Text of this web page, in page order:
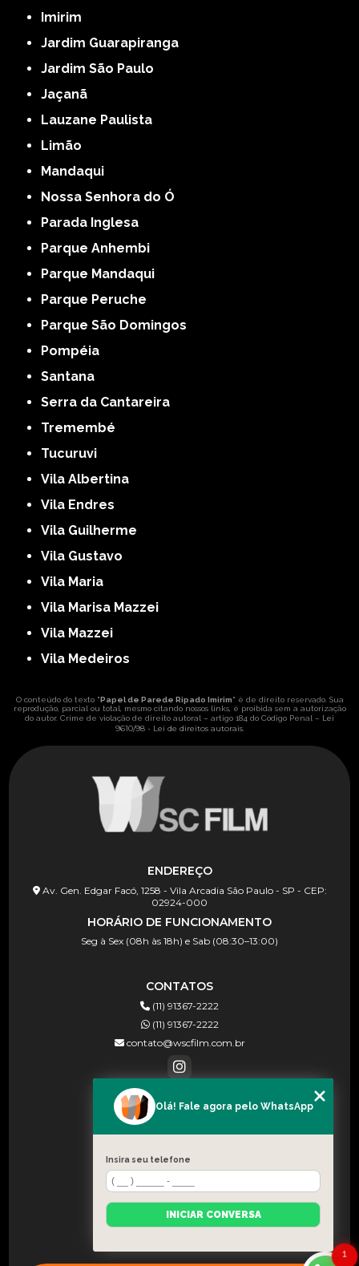
Imirim
Jardim Guarapiranga
Jardim São Paulo
Jaçanã
Lauzane Paulista
Limão
Mandaqui
Nossa Senhora do Ó
Parada Inglesa
Parque Anhembi
Parque Mandaqui
Parque Peruche
Parque São Domingos
Pompéia
Santana
Serra da Cantareira
Tremembé
Tucuruvi
Vila Albertina
Vila Endres
Vila Guilherme
Vila Gustavo
Vila Maria
Vila Marisa Mazzei
Vila Mazzei
Vila Medeiros
O conteúdo do texto "Papel de Parede Ripado Imirim" é de direito reservado. Sua
reprodução, parcial ou total, mesmo citando nossos links, é proibida sem a autorização
do autor. Crime de violação de direito autoral – artigo 184 do Código Penal – Lei
9610/98 - Lei de direitos autorais.
ENDEREÇO
Av. Gen. Edgar Facó, 1258 - Vila Arcadia São Paulo - SP - CEP:
02924-000
HORÁRIO DE FUNCIONAMENTO
Seg à Sex (08h às 18h) e Sab (08:30–13:00)
CONTATOS
(11) 91367-2222
(11) 91367-2222
contato@wscfilm.com.br
MENU
HOME
CONTATO
CATEGORIAS
1
Olá! Fale agora pelo WhatsApp
Insira seu telefone
INICIAR CONVERSA